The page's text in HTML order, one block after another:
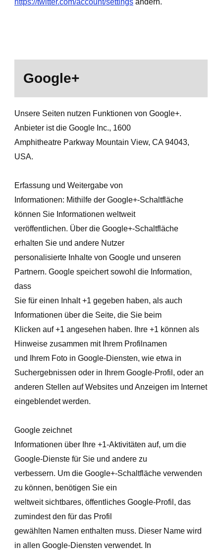
https://twitter.com/account/settings ändern.
Google+
Unsere Seiten nutzen Funktionen von Google+.
Anbieter ist die Google Inc., 1600
Amphitheatre Parkway Mountain View, CA 94043,
USA.
Erfassung und Weitergabe von
Informationen: Mithilfe der Google+-Schaltfläche
können Sie Informationen weltweit
veröffentlichen. Über die Google+-Schaltfläche
erhalten Sie und andere Nutzer
personalisierte Inhalte von Google und unseren
Partnern. Google speichert sowohl die Information,
dass
Sie für einen Inhalt +1 gegeben haben, als auch
Informationen über die Seite, die Sie beim
Klicken auf +1 angesehen haben. Ihre +1 können als
Hinweise zusammen mit Ihrem Profilnamen
und Ihrem Foto in Google-Diensten, wie etwa in
Suchergebnissen oder in Ihrem Google-Profil, oder an
anderen Stellen auf Websites und Anzeigen im Internet
eingeblendet werden.
Google zeichnet
Informationen über Ihre +1-Aktivitäten auf, um die
Google-Dienste für Sie und andere zu
verbessern. Um die Google+-Schaltfläche verwenden
zu können, benötigen Sie ein
weltweit sichtbares, öffentliches Google-Profil, das
zumindest den für das Profil
gewählten Namen enthalten muss. Dieser Name wird
in allen Google-Diensten verwendet. In